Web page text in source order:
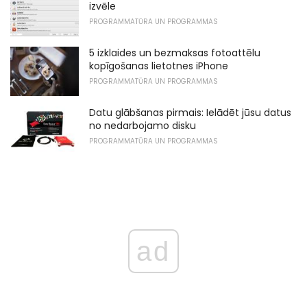
izvēle
PROGRAMMATŪRA UN PROGRAMMAS
5 izklaides un bezmaksas fotoattēlu
kopīgošanas lietotnes iPhone
PROGRAMMATŪRA UN PROGRAMMAS
Datu glābšanas pirmais: Ielādēt jūsu datus
no nedarbojamo disku
PROGRAMMATŪRA UN PROGRAMMAS
ad